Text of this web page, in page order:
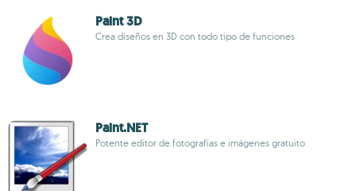
Paint 3D
Crea diseños en 3D con todo tipo de funciones
Paint.NET
Potente editor de fotografías e imágenes gratuito